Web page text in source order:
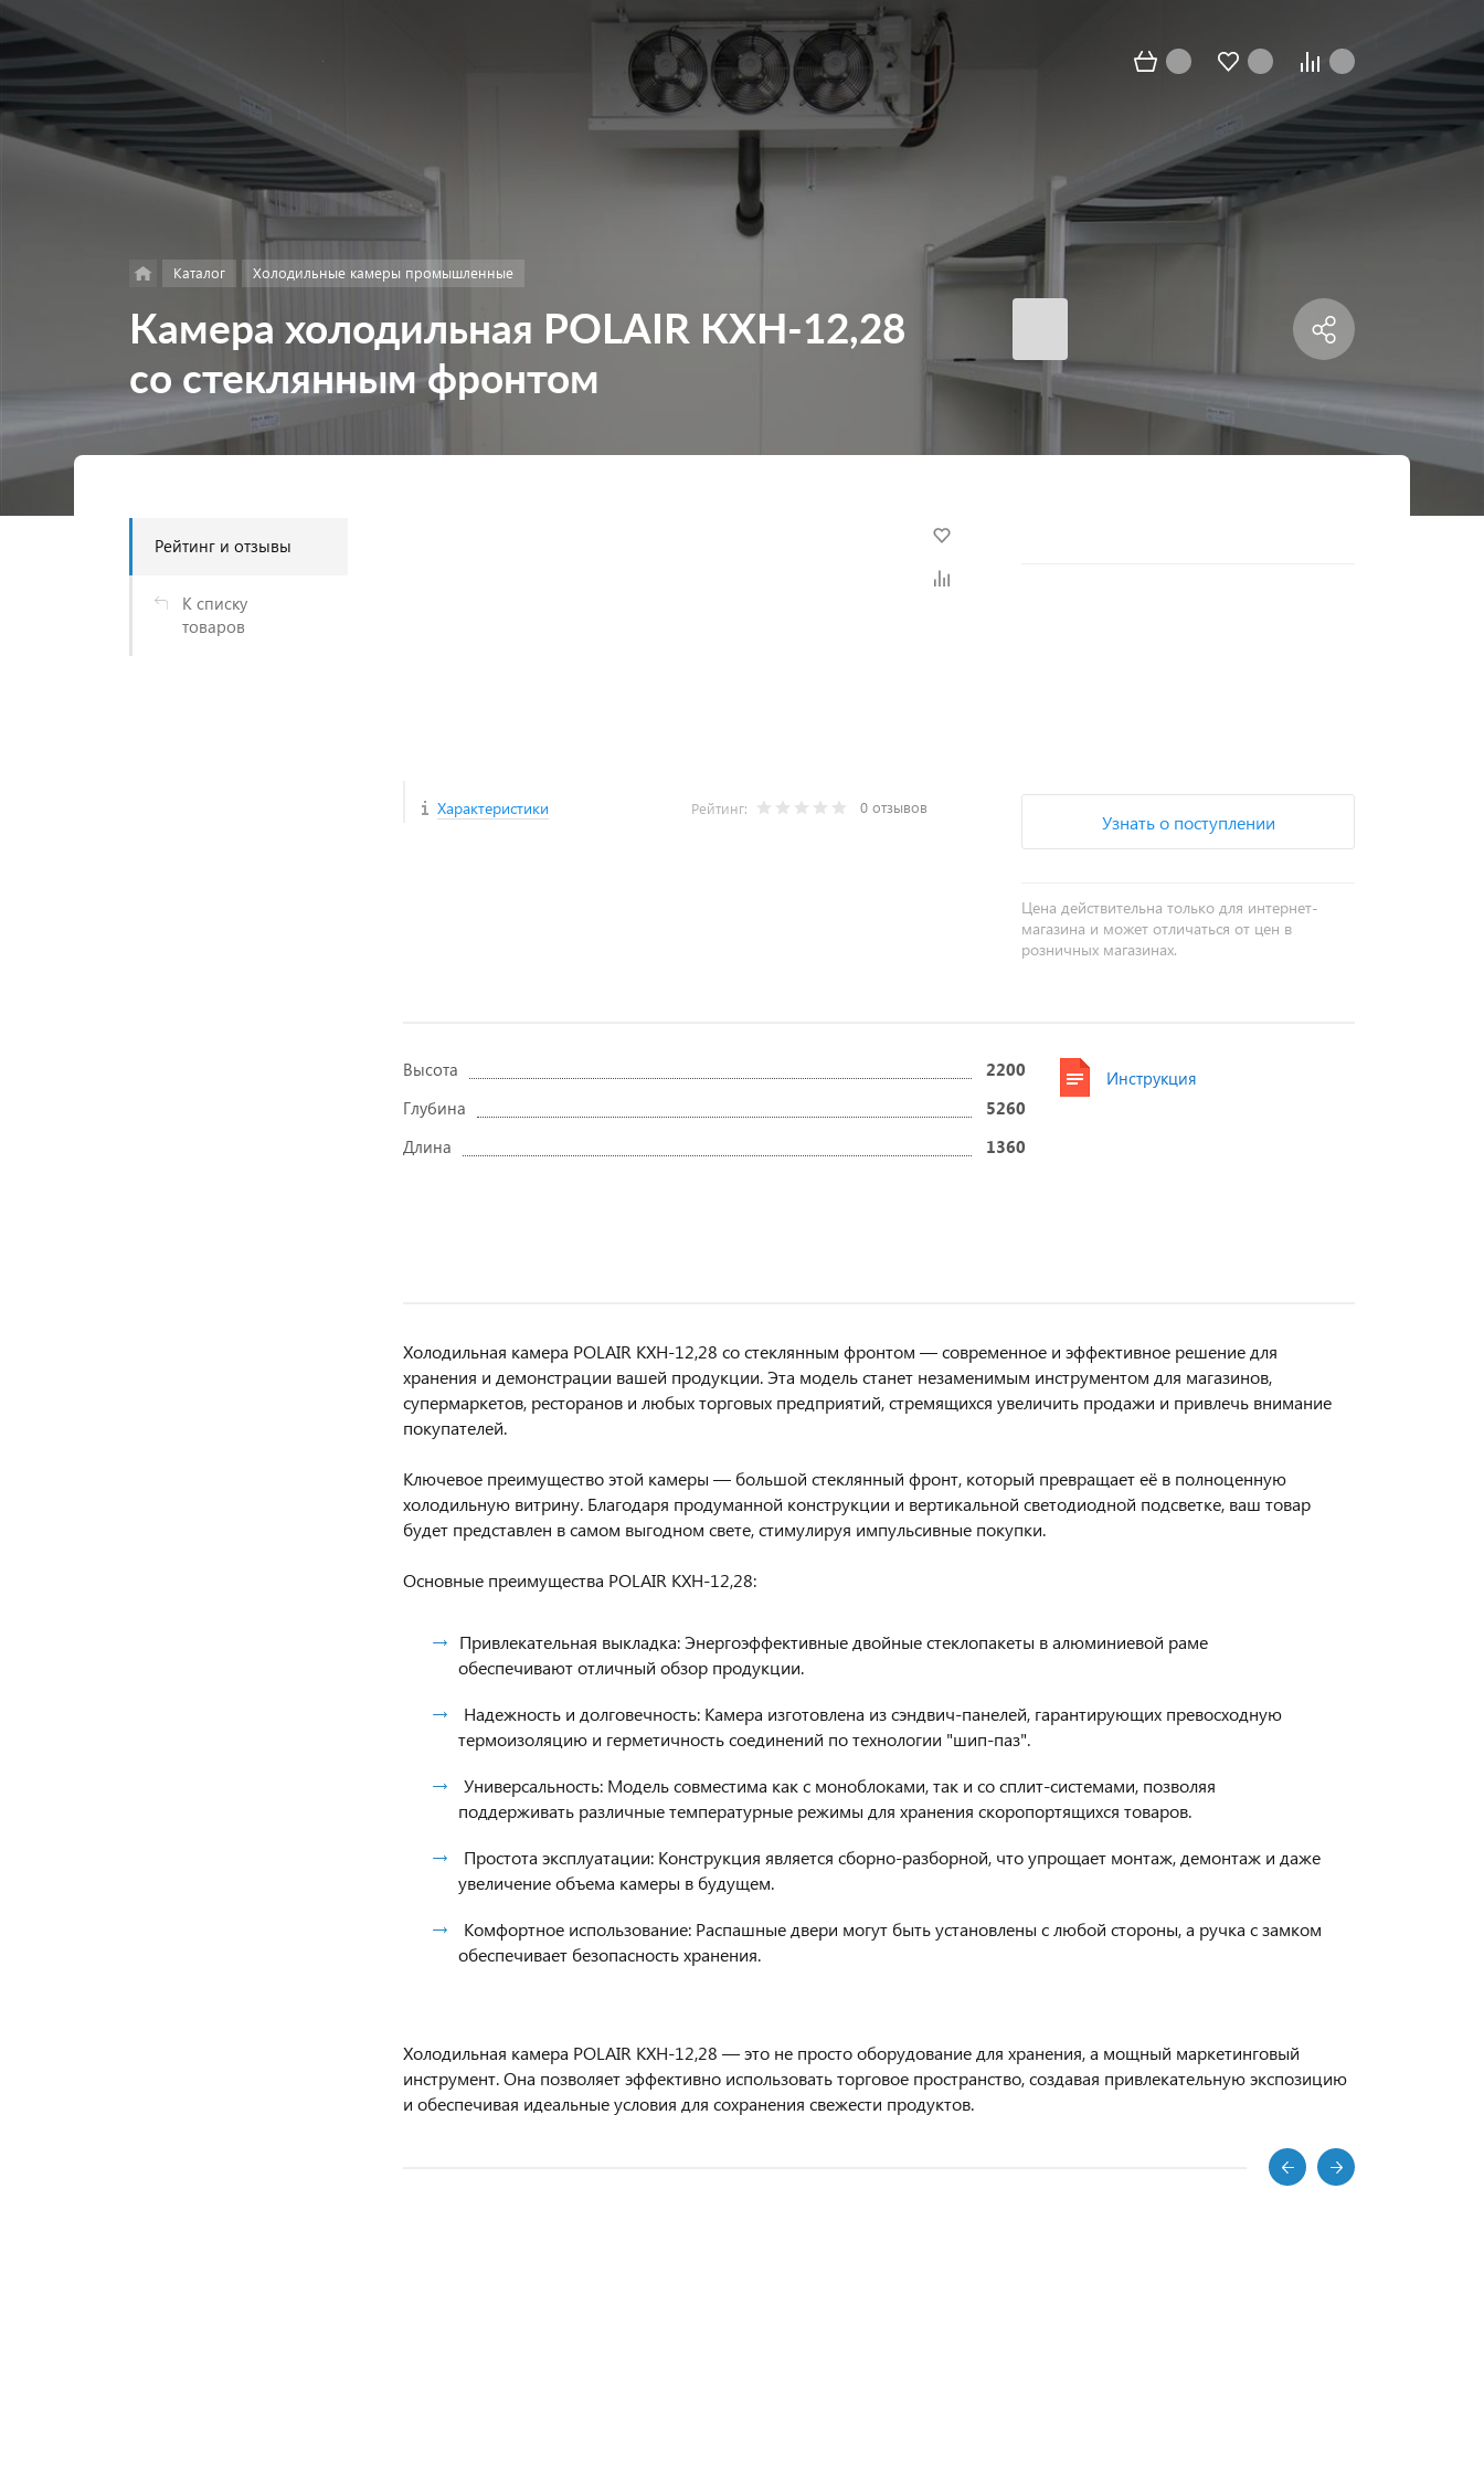
в каталоге
Найти
Каталог Холодильные камеры промышленные
Камера холодильная POLAIR КХН-12,28
со стеклянным фронтом
Рейтинг и отзывы
К списку
товаров
Характеристики Рейтинг: 0 отзывов
Узнать о поступлении
Цена действительна только для интернет-
магазина и может отличаться от цен в
розничных магазинах.
Высота
2200
Глубина
5260
Длина
1360
Инструкция
Холодильная камера POLAIR КХН-12,28 со стеклянным фронтом — современное и эффективное решение для
хранения и демонстрации вашей продукции. Эта модель станет незаменимым инструментом для магазинов,
супермаркетов, ресторанов и любых торговых предприятий, стремящихся увеличить продажи и привлечь внимание
покупателей.
Ключевое преимущество этой камеры — большой стеклянный фронт, который превращает её в полноценную
холодильную витрину. Благодаря продуманной конструкции и вертикальной светодиодной подсветке, ваш товар
будет представлен в самом выгодном свете, стимулируя импульсивные покупки.
Основные преимущества POLAIR КХН-12,28:
Привлекательная выкладка: Энергоэффективные двойные стеклопакеты в алюминиевой раме
обеспечивают отличный обзор продукции.
Надежность и долговечность: Камера изготовлена из сэндвич-панелей, гарантирующих превосходную
термоизоляцию и герметичность соединений по технологии "шип-паз".
Универсальность: Модель совместима как с моноблоками, так и со сплит-системами, позволяя
поддерживать различные температурные режимы для хранения скоропортящихся товаров.
Простота эксплуатации: Конструкция является сборно-разборной, что упрощает монтаж, демонтаж и даже
увеличение объема камеры в будущем.
Комфортное использование: Распашные двери могут быть установлены с любой стороны, а ручка с замком
обеспечивает безопасность хранения.
Холодильная камера POLAIR КХН-12,28 — это не просто оборудование для хранения, а мощный маркетинговый
инструмент. Она позволяет эффективно использовать торговое пространство, создавая привлекательную экспозицию
и обеспечивая идеальные условия для сохранения свежести продуктов.